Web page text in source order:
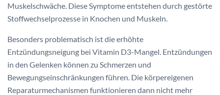
Muskelschwäche. Diese Symptome entstehen durch gestörte
Stoffwechselprozesse in Knochen und Muskeln.
Besonders problematisch ist die erhöhte
Entzündungsneigung bei Vitamin D3-Mangel. Entzündungen
in den Gelenken können zu Schmerzen und
Bewegungseinschränkungen führen. Die körpereigenen
Reparaturmechanismen funktionieren dann nicht mehr